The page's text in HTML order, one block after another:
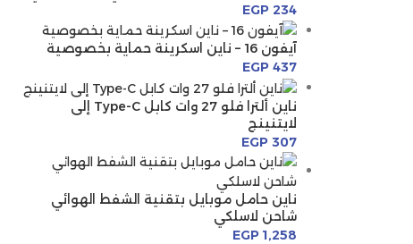
EGP234
آيفون 16 – ناين اسكرينة حماية بخصوصية
EGP437
ناين ألترا فلو 27 وات كابل Type-C إلى
لايتنينج
EGP307
ناين حامل موبايل بتقنية الشفط الهوائي
شاحن لاسلكي
EGP1,258